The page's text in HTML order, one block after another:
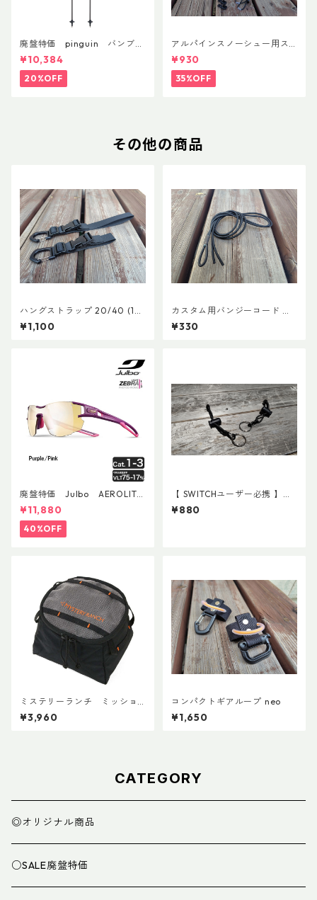
廃盤特価 pinguin バンブー
FLフォーム(ペア)
¥10,384
20%OFF
アルパインスノーシュー用ス
トラップキャッチ(ペア)
¥930
35%OFF
その他の商品
ハングストラップ 20/40 (1
本)
¥1,100
カスタム用バンジーコード 交
換ショックコード
¥330
廃盤特価 Julbo AEROLITE
AsianFit
¥11,880
40%OFF
【 SWITCHユーザー必携 】ス
イッチ用アタッチメント(ペア)
¥880
ミステリーランチ ミッショ
ンパッキングキューブ S ブラ
ック
¥3,960
コンパクトギアループ neo
¥1,650
CATEGORY
◎オリジナル商品
○SALE廃盤特価